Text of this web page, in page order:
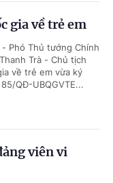
gia về trẻ em
Phó Thủ tướng Chính
Trà - Chủ tịch
về trẻ em vừa ký
QĐ-UBQGVTE...
viên vi